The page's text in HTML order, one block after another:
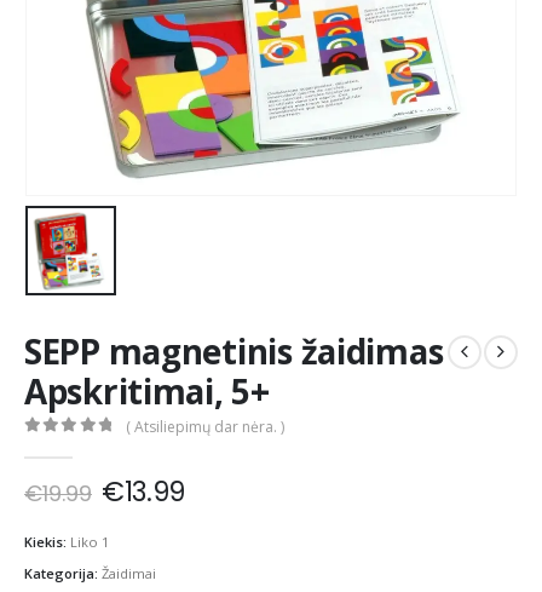
SEPP magnetinis žaidimas
Apskritimai, 5+
( Atsiliepimų dar nėra. )
€19.99 Original
was:
€19.99.
€13.99Current
Kiekis: Liko 1
Kategorija: Žaidimai